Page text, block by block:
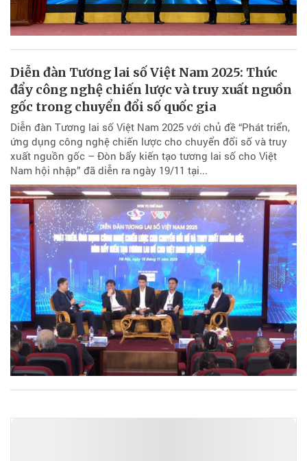
Diễn đàn Tương lai số Việt Nam 2025: Thúc
đẩy công nghệ chiến lược và truy xuất nguồn
gốc trong chuyển đổi số quốc gia
Diễn đàn Tương lai số Việt Nam 2025 với chủ đề “Phát triển,
ứng dụng công nghệ chiến lược cho chuyển đổi số và truy
xuất nguồn gốc – Đòn bẩy kiến tạo tương lai số cho Việt
Nam hội nhập” đã diễn ra ngày 19/11 tại...